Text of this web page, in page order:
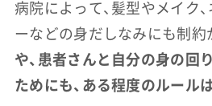
病院によって、髪型やメイク
ーなどの身だしなみにも制約
や、患者さんと自分の身の回
ためにも、ある程度のルール